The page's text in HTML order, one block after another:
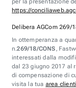
per la presentazione
https://
Delibera AGCom 269/
In ottemperanza a
n.269/18/CONS ,
interessati dalla
dal 23 giugno 2017 al
di compensazione di
visita la tua area